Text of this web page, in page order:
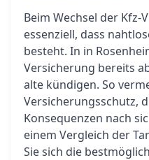
Beim Wechsel der Kfz-
essenziell, dass
besteht. In in
Versicherung bereits
alte kündigen. So
Versicherungsschutz,
Konsequenzen nach
einem Vergleich der
Sie sich die